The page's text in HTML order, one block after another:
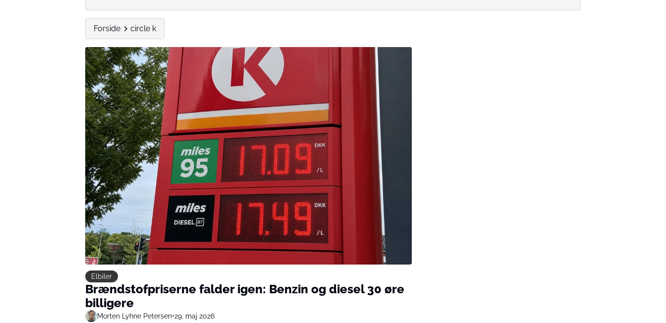
Forside circle k
Elbiler
Brændstofpriserne falder igen: Benzin og diesel 30 øre
billigere
Morten Lyhne Petersen•29. maj 2026